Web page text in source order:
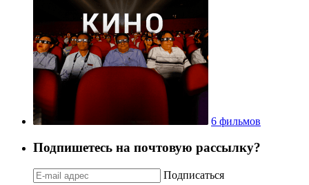
6 фильмов
Подпишетесь на почтовую рассылку?
Подписаться